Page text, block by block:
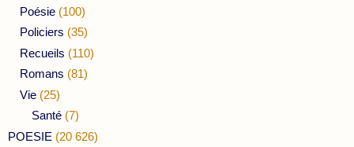
Poésie (100)
Policiers (35)
Recueils (110)
Romans (81)
Vie (25)
Santé (7)
POESIE (20 626)